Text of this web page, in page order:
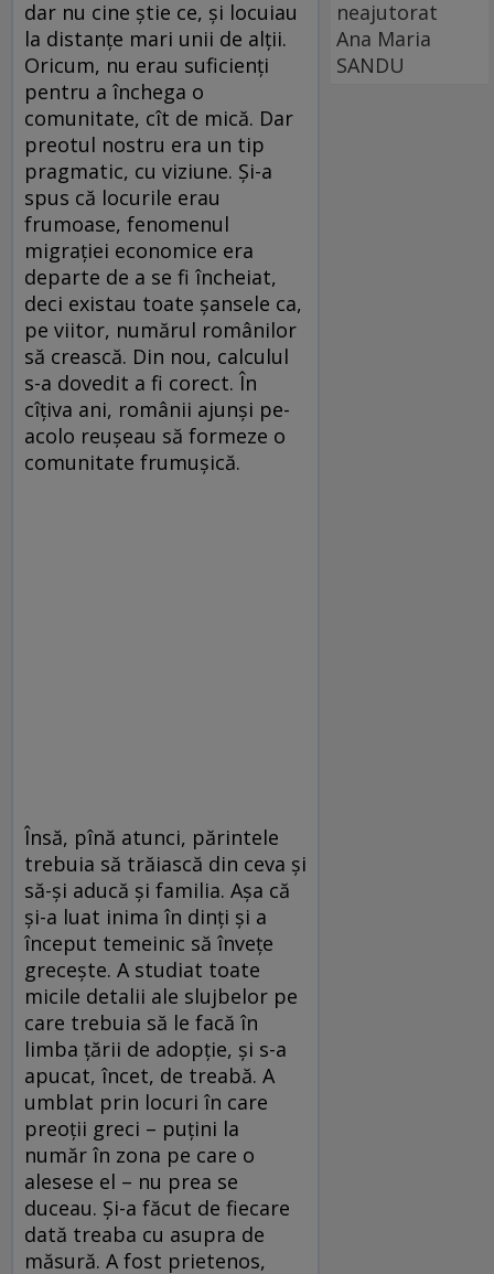
dar nu cine ştie ce, şi locuiau
la distanţe mari unii de alţii.
Oricum, nu erau suficienţi
pentru a închega o
comunitate, cît de mică. Dar
preotul nostru era un tip
pragmatic, cu viziune. Şi-a
spus că locurile erau
frumoase, fenomenul
migraţiei economice era
departe de a se fi încheiat,
deci existau toate şansele ca,
pe viitor, numărul românilor
să crească. Din nou, calculul
s-a dovedit a fi corect. În
cîţiva ani, românii ajunşi pe-
acolo reuşeau să formeze o
comunitate frumuşică.
Însă, pînă atunci, părintele
trebuia să trăiască din ceva şi
să-şi aducă şi familia. Aşa că
şi-a luat inima în dinţi şi a
început temeinic să înveţe
greceşte. A studiat toate
micile detalii ale slujbelor pe
care trebuia să le facă în
limba ţării de adopţie, şi s-a
apucat, încet, de treabă. A
umblat prin locuri în care
preoţii greci – puţini la
număr în zona pe care o
alesese el – nu prea se
duceau. Şi-a făcut de fiecare
dată treaba cu asupra de
măsură. A fost prietenos,
neajutorat
Ana Maria
SANDU